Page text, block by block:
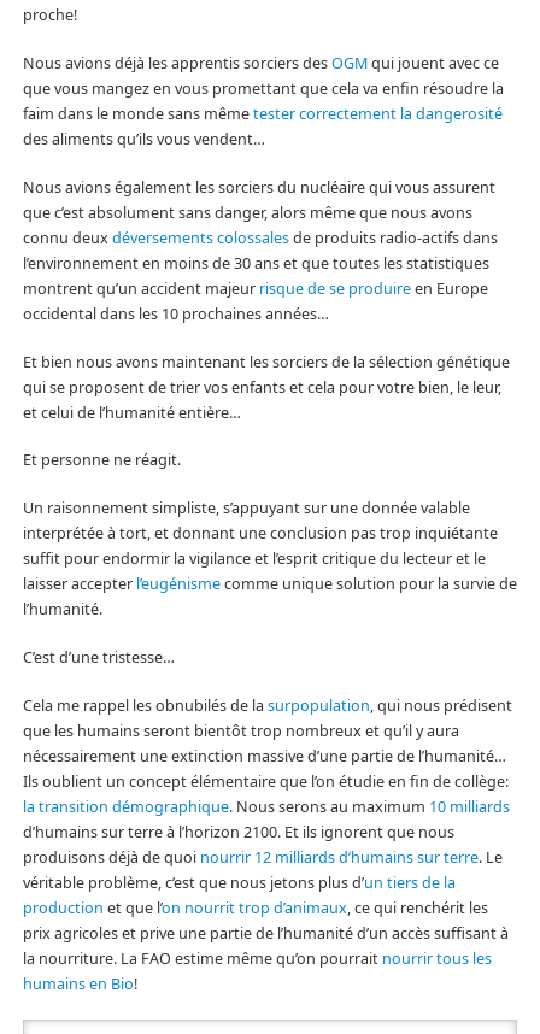
proche!
Nous avions déjà les apprentis sorciers desOGMqui jouent avec ce
que vous mangez en vous promettant que cela va enfin résoudre la
faim dans le monde sans mêmetester correctement la dangerosité
des aliments qu’ils vous vendent…
Nous avions également les sorciers du nucléaire qui vous assurent
que c’est absolument sans danger, alors même que nous avons
connu deuxdéversements colossalesde produits radio-actifs dans
l’environnement en moins de 30 ans et que toutes les statistiques
montrent qu’un accident majeur risque de se produireen Europe
occidental dans les 10 prochaines années…
Et bien nous avons maintenant les sorciers de la sélection génétique
qui se proposent de trier vos enfants et cela pour votre bien, le leur,
et celui de l’humanité entière…
Et personne ne réagit.
Un raisonnement simpliste, s’appuyant sur une donnée valable
interprétée à tort, et donnant une conclusion pas trop inquiétante
suffit pour endormir la vigilance et l’esprit critique du lecteur et le
laisser accepterl’eugénismecomme unique solution pour la survie de
l’humanité.
C’est d’une tristesse…
Cela me rappel les obnubilés de la surpopulation, qui nous prédisent
que les humains seront bientôt trop nombreux et qu’il y aura
nécessairement une extinction massive d’une partie de l’humanité…
Ils oublient un concept élémentaire que l’on étudie en fin de collège:
la transition démographique. Nous serons au maximum 10 milliards
d’humains sur terre à l’horizon 2100. Et ils ignorent que nous
produisons déjà de quoi nourrir 12 milliards d’humains sur terre. Le
véritable problème, c’est que nous jetons plus d’un tiers de la
production et que l’on nourrit trop d’animaux, ce qui renchérit les
prix agricoles et prive une partie de l’humanité d’un accès suffisant à
la nourriture. La FAO estime même qu’on pourrait nourrir tous les
humains en Bio!